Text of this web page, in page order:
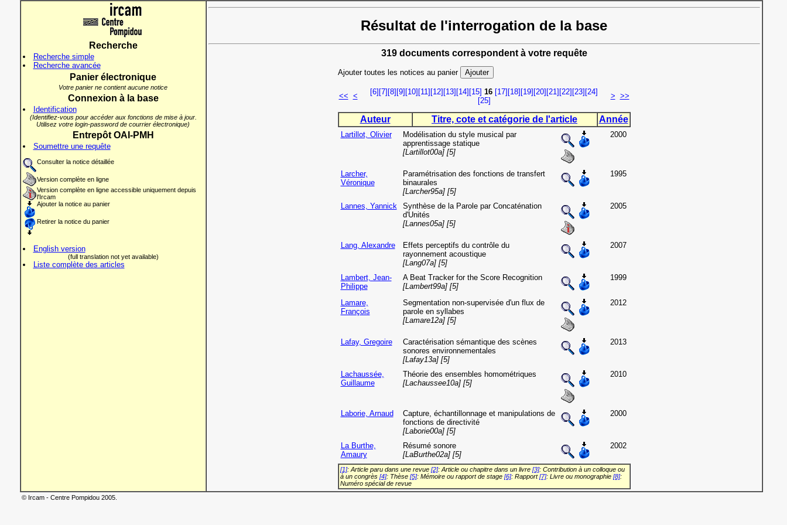
Recherche
Recherche simple
Recherche avancée
Panier électronique
Votre panier ne contient aucune notice
Connexion à la base
Identification
(Identifiez-vous pour accéder aux fonctions de mise à jour.
Utilisez votre login-password de courrier électronique)
Entrepôt OAI-PMH
Soumettre une requête
Consulter la notice détaillée
Version complète en ligne
Version complète en ligne accessible uniquement depuis
l'Ircam
Ajouter la notice au panier
Retirer la notice du panier
English version
(full translation not yet available)
Liste complète des articles
Résultat de l'interrogation de la base
319 documents correspondent à votre requête
Ajouter toutes les notices au panier
<< < [6] [7] [8] [9] [10] [11] [12] [13] [14] [15] 16 [17] [18] [19] [20] [21] [22] [23] [24]
[25]
> >>
Auteur Titre, cote et catégorie de l'article Année
Lartillot, Olivier
Modélisation du style musical par
apprentissage statique
[Lartillot00a] [5]
2000
Larcher,
Véronique
Paramétrisation des fonctions de transfert
binaurales
[Larcher95a] [5]
1995
Lannes, Yannick
Synthèse de la Parole par Concaténation
d'Unités
[Lannes05a] [5]
2005
Lang, Alexandre
Effets perceptifs du contrôle du
rayonnement acoustique
[Lang07a] [5]
2007
Lambert, Jean-
Philippe
A Beat Tracker for the Score Recognition
[Lambert99a] [5]
1999
Lamare,
François
Segmentation non-supervisée d'un flux de
parole en syllabes
[Lamare12a] [5]
2012
Lafay, Gregoire
Caractérisation sémantique des scènes
sonores environnementales
[Lafay13a] [5]
2013
Lachaussée,
Guillaume
Théorie des ensembles homométriques
[Lachaussee10a] [5]
2010
Laborie, Arnaud
Capture, échantillonnage et manipulations de
fonctions de directivité
[Laborie00a] [5]
2000
La Burthe,
Amaury
Résumé sonore
[LaBurthe02a] [5]
2002
[1]: Article paru dans une revue [2]: Article ou chapitre dans un livre [3]: Contribution à un colloque ou
à un congrès [4]: Thèse [5]: Mémoire ou rapport de stage [6]: Rapport[7]: Livre ou monographie [8]:
Numéro spécial de revue
© Ircam - Centre Pompidou 2005.